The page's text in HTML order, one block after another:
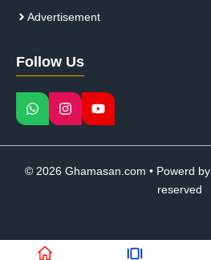
Advertisement
Follow Us
© 2026 Ghamasan.com • Powerd by
reserved